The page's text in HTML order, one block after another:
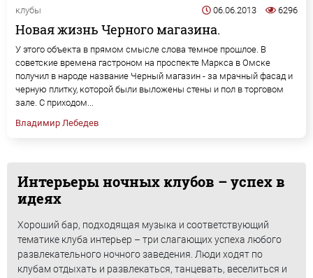
клубы 06.06.2013 6296
Новая жизнь Черного магазина.
У этого объекта в прямом смысле слова темное прошлое. В
советские времена гастроном на проспекте Маркса в Омске
получил в народе название Черный магазин - за мрачный фасад и
черную плитку, которой были выложены стены и пол в торговом
зале. С приходом...
Владимир Лебедев
Интерьеры ночных клубов – успех в
идеях
Хороший бар, подходящая музыка и соответствующий
тематике клуба интерьер – три слагающих успеха любого
развлекательного ночного заведения. Люди ходят по
клубам отдыхать и развлекаться, танцевать, веселиться и